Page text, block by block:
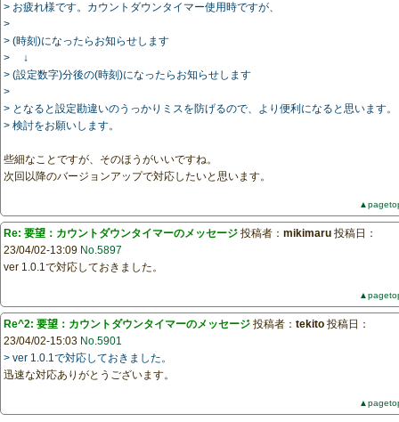
> お疲れ様です。カウントダウンタイマー使用時ですが、
>
> (時刻)になったらお知らせします
> ↓
> (設定数字)分後の(時刻)になったらお知らせします
>
> となると設定勘違いのうっかりミスを防げるので、より便利になると思います。
> 検討をお願いします。
些細なことですが、そのほうがいいですね。
次回以降のバージョンアップで対応したいと思います。
Re: 要望：カウントダウンタイマーのメッセージ 投稿者： mikimaru 投稿日：
23/04/02-13:09 No.5897
ver 1.0.1で対応しておきました。
Re^2: 要望：カウントダウンタイマーのメッセージ 投稿者： tekito 投稿日：
23/04/02-15:03 No.5901
> ver 1.0.1で対応しておきました。
迅速な対応ありがとうございます。